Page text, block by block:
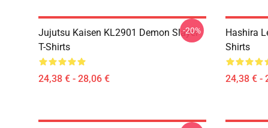
Jujutsu Kaisen KL2901 Demon Slayer
T-Shirts
24,38 € - 28,06 €
-20%
Hashira
Shirts
24,38 € -